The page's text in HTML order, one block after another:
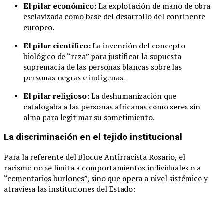
El pilar económico:La explotación de mano de obra
esclavizada como base del desarrollo del continente
europeo.
El pilar científico:La invención del concepto
biológico de “raza” para justificar la supuesta
supremacía de las personas blancas sobre las
personas negras e indígenas.
El pilar religioso:La deshumanización que
catalogaba a las personas africanas como seres sin
alma para legitimar su sometimiento.
La discriminación en el tejido institucional
Para la referente del Bloque Antirracista Rosario, el
racismo no se limita a comportamientos individuales o a
“comentarios burlones”, sino que opera a nivel sistémico y
atraviesa las instituciones del Estado: